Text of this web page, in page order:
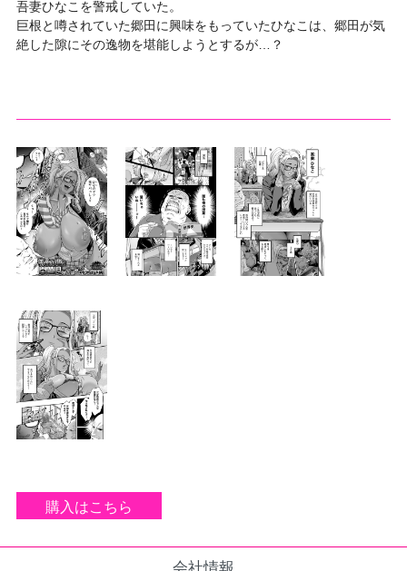
吾妻ひなこを警戒していた。
巨根と噂されていた郷田に興味をもっていたひなこは、郷田が気
絶した隙にその逸物を堪能しようとするが…？
購入はこちら